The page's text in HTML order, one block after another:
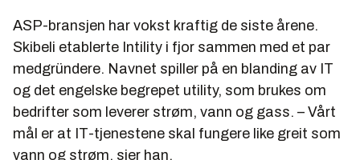
ASP-bransjen har vokst kraftig de siste årene.
Skibeli etablerte Intility i fjor sammen med et par
medgründere. Navnet spiller på en blanding av IT
og det engelske begrepet utility, som brukes om
bedrifter som leverer strøm, vann og gass. – Vårt
mål er at IT-tjenestene skal fungere like greit som
vann og strøm, sier han.